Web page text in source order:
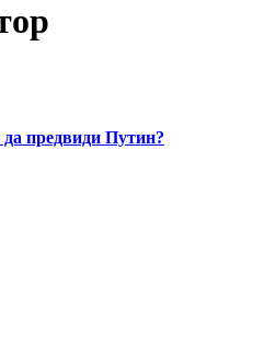
предвиди Путин?